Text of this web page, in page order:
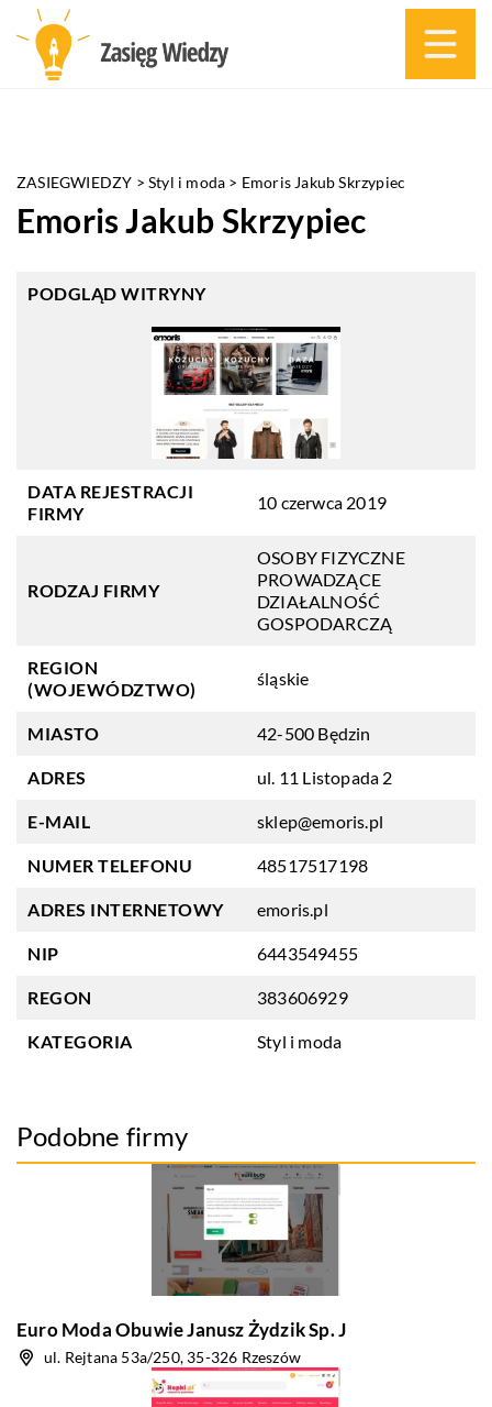
ZASIEGWIEDZY >Styl i moda > Emoris Jakub Skrzypiec
Emoris Jakub Skrzypiec
PODGLĄD WITRYNY
DATA REJESTRACJI
FIRMY
10 czerwca 2019
RODZAJ FIRMY
OSOBY FIZYCZNE
PROWADZĄCE
DZIAŁALNOŚĆ
GOSPODARCZĄ
REGION
(WOJEWÓDZTWO)
śląskie
MIASTO 42-500 Będzin
ADRES ul. 11 Listopada 2
E-MAIL sklep@emoris.pl
NUMER TELEFONU 48517517198
ADRES INTERNETOWY emoris.pl
NIP 6443549455
REGON 383606929
KATEGORIA Styl i moda
Podobne firmy
Euro Moda Obuwie Janusz Żydzik Sp. J
ul. Rejtana 53a/250, 35-326 Rzeszów